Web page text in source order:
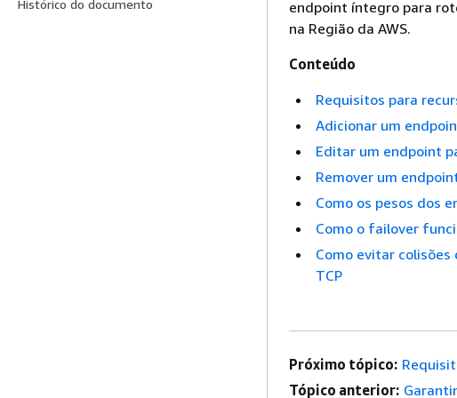
Histórico do documento
endpoint íntegro para
na Região da AWS.
Conteúdo
Requisitos para
Adicionar um
Editar um endpoint
Remover um
Como os pesos dos
Como o failover
Como evitar
TCP
Próximo tópico:
Tópico anterior: